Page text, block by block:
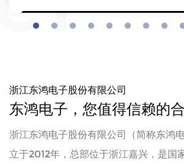
浙江东鸿电子股份有限公司
东鸿电子，您值得信赖的合
浙江东鸿电子股份有限公司（简称东鸿
立于2012年，总部位于浙江嘉兴，是国